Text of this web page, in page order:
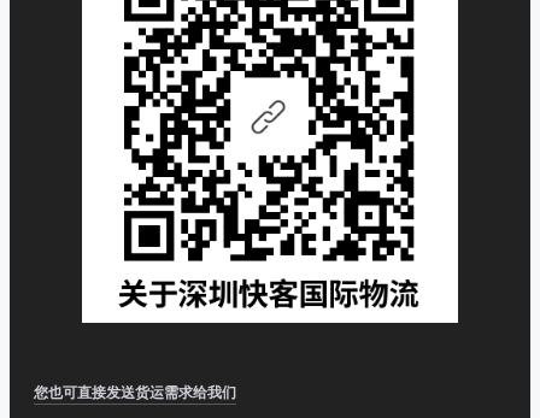
您也可直接发送货运需求给我们